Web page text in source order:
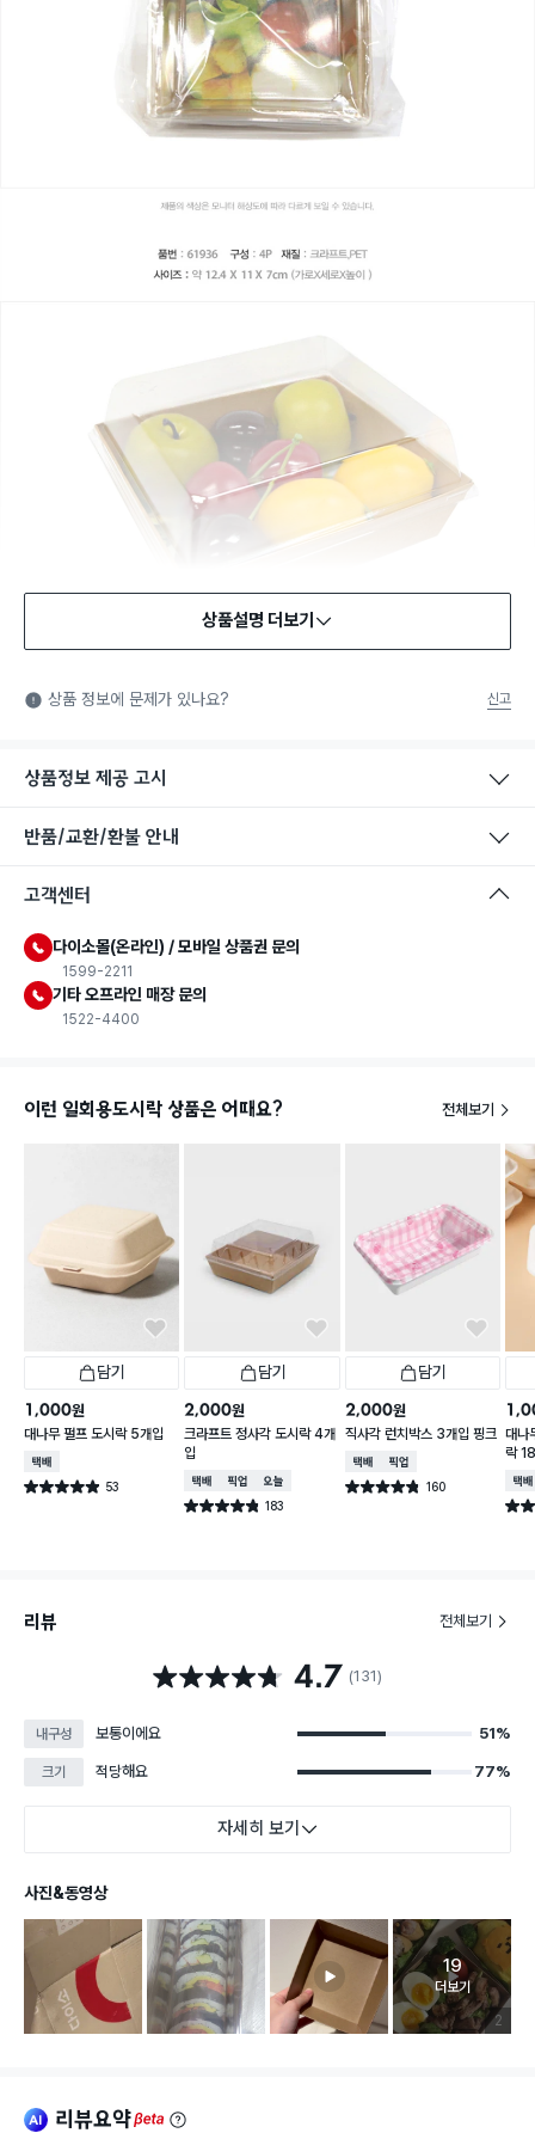
식품용 기구: 식품위생법에서 정한 규격에 따라 제조되어 식품 또
는 식품첨가물에 사용할 수 있는 식품용기구라는 표시입니다.
상품설명 더보기
상품 정보에 문제가 있나요? 신고
상품정보 제공 고시
반품/교환/환불 안내
고객센터
다이소몰(온라인) / 모바일 상품권 문의
1599-2211
기타 오프라인 매장 문의
1522-4400
이런 일회용도시락 상품은 어때요? 전체보기
담기
1,000원
대나무 펄프 도시락 5개입
택배배송
별점 4.9점 53
건 작성
담기
2,000원
크라프트 정사각 도시락 4개
입
택배배송매장픽업오늘배송
별점 4.8점 183
건 작성
담기
2,000원
직사각 런치박스 3개입 핑크
택배배송매장픽업
별점 4.8점 160
건 작성
대나
락
택배
별점
리뷰 전체보기
별점 4.7점 4.7 (131)
내구성 보통이에요 51%
크기 적당해요 77%
자세히 보기
사진&동영상
리뷰 이
2
고객 리뷰
19
더보기
ai 리뷰요약beta